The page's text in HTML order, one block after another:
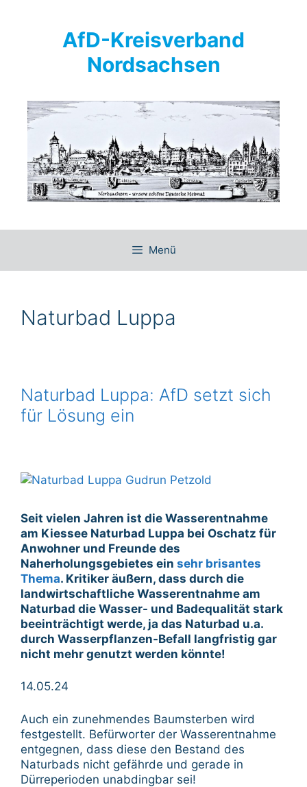
AfD-Kreisverband
Nordsachsen
Menü
Naturbad Luppa
Naturbad Luppa: AfD setzt sich
für Lösung ein
Seit vielen Jahren ist die Wasserentnahme
am Kiessee Naturbad Luppa bei Oschatz für
Anwohner und Freunde des
Naherholungsgebietes ein sehr brisantes
Thema. Kritiker äußern, dass durch die
landwirtschaftliche Wasserentnahme am
Naturbad die Wasser- und Badequalität stark
beeinträchtigt werde, ja das Naturbad u.a.
durch Wasserpflanzen-Befall langfristig gar
nicht mehr genutzt werden könnte!
14.05.24
Auch ein zunehmendes Baumsterben wird
festgestellt. Befürworter der Wasserentnahme
entgegnen, dass diese den Bestand des
Naturbads nicht gefährde und gerade in
Dürreperioden unabdingbar sei!